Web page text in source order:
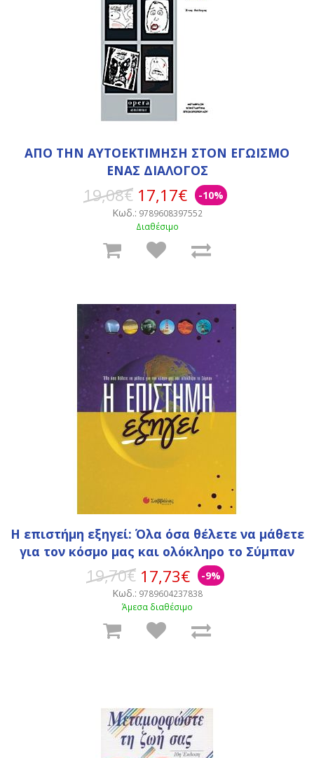
ΑΠΟ ΤΗΝ ΑΥΤΟΕΚΤΙΜΗΣΗ ΣΤΟΝ ΕΓΩΙΣΜΟ
ΕΝΑΣ ΔΙΑΛΟΓΟΣ
19,08€ 17,17€
-10%
Κωδ.: 9789608397552
Διαθέσιμο
Η επιστήμη εξηγεί: Όλα όσα θέλετε να μάθετε
για τον κόσμο μας και ολόκληρο το Σύμπαν
19,70€ 17,73€
-9%
Κωδ.: 9789604237838
Άμεσα διαθέσιμο